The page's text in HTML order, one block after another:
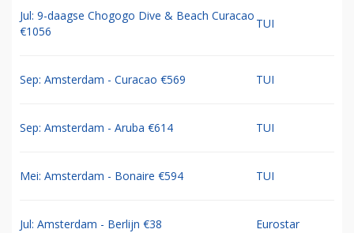
Jul: 9-daagse Chogogo Dive & Beach Curacao
€1056
TUI
Sep: Amsterdam - Curacao €569 TUI
Sep: Amsterdam - Aruba €614 TUI
Mei: Amsterdam - Bonaire €594 TUI
Jul: Amsterdam - Berlijn €38 Eurostar